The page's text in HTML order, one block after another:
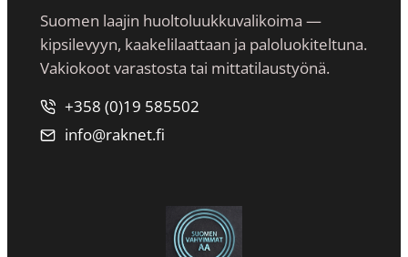
Suomen laajin huoltoluukkuvalikoima —
kipsilevyyn, kaakeli­laattaan ja paloluokiteltuna.
Vakiokoot varastosta tai mittatilaustyönä.
+358 (0)19 585502
info@raknet.fi